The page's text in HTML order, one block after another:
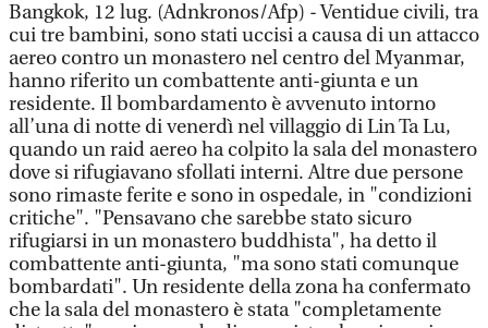
Bangkok, 12 lug. (Adnkronos/Afp) - Ventidue civili, tra
cui tre bambini, sono stati uccisi a causa di un attacco
aereo contro un monastero nel centro del Myanmar,
hanno riferito un combattente anti-giunta e un
residente. Il bombardamento è avvenuto intorno
all’una di notte di venerdì nel villaggio di Lin Ta Lu,
quando un raid aereo ha colpito la sala del monastero
dove si rifugiavano sfollati interni. Altre due persone
sono rimaste ferite e sono in ospedale, in "condizioni
critiche". "Pensavano che sarebbe stato sicuro
rifugiarsi in un monastero buddhista", ha detto il
combattente anti-giunta, "ma sono stati comunque
bombardati". Un residente della zona ha confermato
che la sala del monastero è stata "completamente